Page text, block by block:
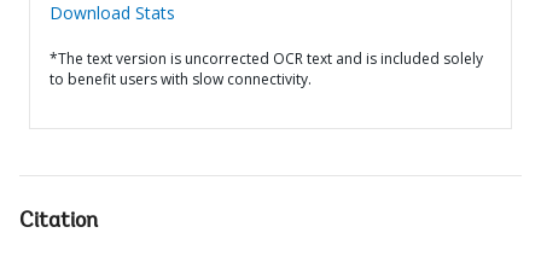
Download Stats
*The text version is uncorrected OCR text and is included solely
to benefit users with slow connectivity.
Citation